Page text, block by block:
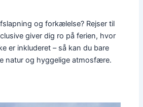
og forkælelse? Rejser til
giver dig ro på ferien, hvor
er inkluderet – så kan du bare
natur og hyggelige atmosfære.